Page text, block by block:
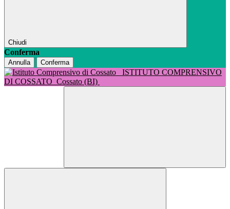
Chiudi
Conferma
Annulla Conferma
ISTITUTO COMPRENSIVO
DI COSSATO Cossato (BI)